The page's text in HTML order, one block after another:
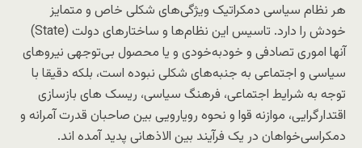
هر نظام سیاسی دمکراتیک ویژگی‌های شکلی خاص و متمایز
خودش را دارد. تاسیس این نظام‌ها و ساختارهای دولت (State
)
آنها اموری تصادفی و خودبه‌خودی و یا محصول بی‌توجهی نیروهای
سیاسی و اجتماعی به جنبه‌های شکلی نبوده است، بلکه دقیقا با
توجه به شرایط اجتماعی، فرهنگ سیاسی، ریسک های بازسازی
اقتدارگرایی، موازنه قوا و نحوه رویارویی بین صاحبان قدرت آمرانه و
دمکراسی‌خواهان در یک فرآیند بین الاذهانی پدید آمده اند.